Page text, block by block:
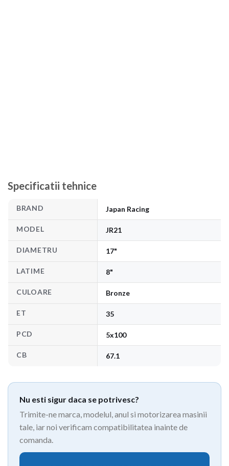
Specificatii tehnice
BRAND Japan Racing
MODEL JR21
DIAMETRU 17"
LATIME 8"
CULOARE Bronze
ET 35
PCD 5x100
CB 67.1
Nu esti sigur daca se potrivesc?
Trimite-ne marca, modelul, anul si motorizarea masinii
tale, iar noi verificam compatibilitatea inainte de
comanda.